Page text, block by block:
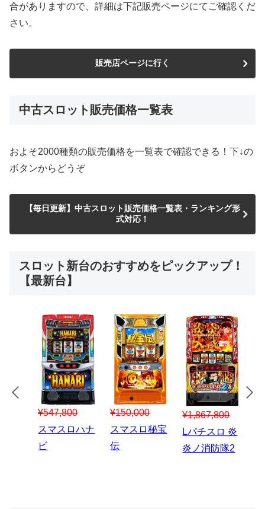
合がありますので、詳細は下記販売ページにてご確認くだ
さい。
販売店ページに行く
中古スロット販売価格一覧表
およそ2000種類の販売価格を一覧表で確認できる！下↓の
ボタンからどうぞ
【毎日更新】中古スロット販売価格一覧表・ランキング形
式対応！
スロット新台のおすすめをピックアップ！
【最新台】
¥547,800
スマスロハナ
ビ
¥150,000
スマスロ秘宝
伝
¥1,867,800
Lパチスロ 炎
炎ノ消防隊2